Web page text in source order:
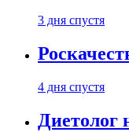
3 дня спустя
4 дня спустя
Диетолог